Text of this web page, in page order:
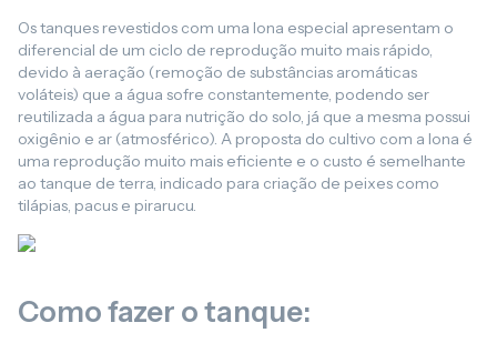
Os tanques revestidos com uma lona especial apresentam o
diferencial de um ciclo de reprodução muito mais rápido,
devido à aeração (remoção de substâncias aromáticas
voláteis) que a água sofre constantemente, podendo ser
reutilizada a água para nutrição do solo, já que a mesma possui
oxigênio e ar (atmosférico). A proposta do cultivo com a lona é
uma reprodução muito mais eficiente e o custo é semelhante
ao tanque de terra, indicado para criação de peixes como
tilápias, pacus e pirarucu.
Como fazer o tanque: